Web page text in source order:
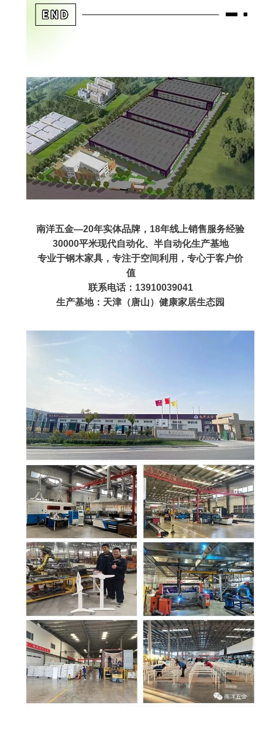
南洋五金—20年实体品牌，18年线上销售服务经验
30000平米现代自动化、半自动化生产基地
专业于钢木家具，专注于空间利用，专心于客户价
值
联系电话：13910039041
生产基地：天津（唐山）健康家居生态园